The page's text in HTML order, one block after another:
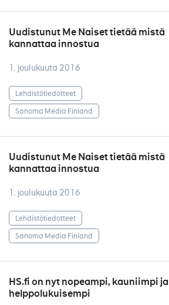
Uudistunut Me Naiset tietää mistä
kannattaa innostua
1. joulukuuta 2016
Lehdistötiedotteet
Sanoma Media Finland
Uudistunut Me Naiset tietää mistä
kannattaa innostua
1. joulukuuta 2016
Lehdistötiedotteet
Sanoma Media Finland
HS.fi on nyt nopeampi, kauniimpi ja
helppolukuisempi